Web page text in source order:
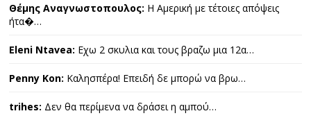
Θέμης Αναγνωστοπουλος: Η Αμερική με τέτοιες απόψεις
ήτα�…
Eleni Ntavea: Εχω 2 σκυλια και τους βραζω μια 12α…
Penny Kon: Καλησπέρα! Επειδή δε μπορώ να βρω…
trihes: Δεν θα περίμενα να δράσει η αμπού…